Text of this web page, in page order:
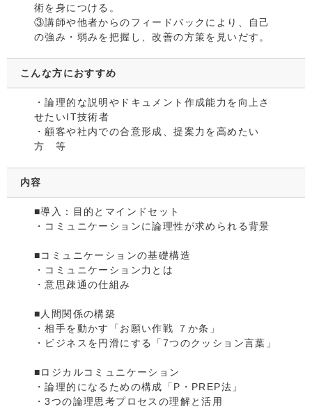
術を身につける。
③講師や他者からのフィードバックにより、自己
の強み・弱みを把握し、改善の方策を見いだす。
こんな方におすすめ
・論理的な説明やドキュメント作成能力を向上さ
せたいIT技術者
・顧客や社内での合意形成、提案力を高めたい
方 等
内容
■導入：目的とマインドセット
・コミュニケーションに論理性が求められる背景
■コミュニケーションの基礎構造
・コミュニケーション力とは
・意思疎通の仕組み
■人間関係の構築
・相手を動かす「お願い作戦 ７か条」
・ビジネスを円滑にする「7つのクッション言葉」
■ロジカルコミュニケーション
・論理的になるための構成「P・PREP法」
・3つの論理思考プロセスの理解と活用